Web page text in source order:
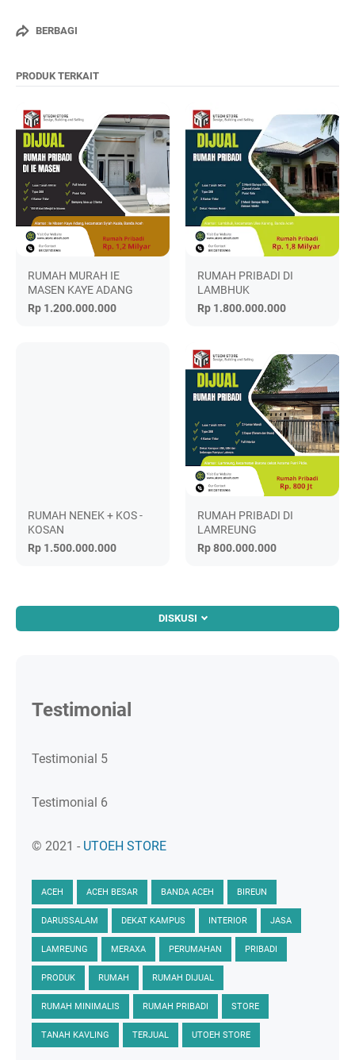
BERBAGI
PRODUK TERKAIT
RUMAH MURAH IE
MASEN KAYE ADANG
Rp 1.200.000.000
RUMAH PRIBADI DI
LAMBHUK
Rp 1.800.000.000
RUMAH NENEK + KOS -
KOSAN
Rp 1.500.000.000
RUMAH PRIBADI DI
LAMREUNG
Rp 800.000.000
DISKUSI
Testimonial
Testimonial 5
Testimonial 6
© 2021 - UTOEH STORE
ACEH ACEH BESAR BANDA ACEH BIREUN
DARUSSALAM DEKAT KAMPUS INTERIOR JASA
LAMREUNG MERAXA PERUMAHAN PRIBADI
PRODUK RUMAH RUMAH DIJUAL
RUMAH MINIMALIS RUMAH PRIBADI STORE
TANAH KAVLING TERJUAL UTOEH STORE